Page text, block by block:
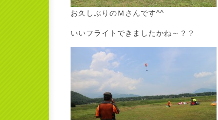
お久しぶりのＭさんです^^
いいフライトできましたかね～？？